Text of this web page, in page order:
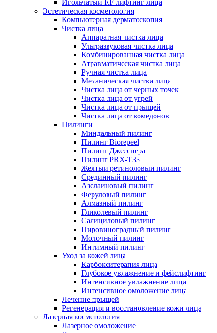
Игольчатый RF лифтинг лица
Эстетическая косметология
Компьютерная дерматоскопия
Чистка лица
Аппаратная чистка лица
Ультразвуковая чистка лица
Комбинированная чистка лица
Атравматическая чистка лица
Ручная чистка лица
Механическая чистка лица
Чистка лица от черных точек
Чистка лица от угрей
Чистка лица от прыщей
Чистка лица от комедонов
Пилинги
Миндальный пилинг
Пилинг Biorepeel
Пилинг Джесснера
Пилинг PRX-T33
Желтый ретиноловый пилинг
Срединный пилинг
Азелаиновый пилинг
Феруловый пилинг
Алмазный пилинг
Гликолевый пилинг
Салициловый пилинг
Пировиноградный пилинг
Молочный пилинг
Интимный пилинг
Уход за кожей лица
Карбокситерапия лица
Глубокое увлажнение и фейслифтинг
Интенсивное увлажнение лица
Интенсивное омоложение лица
Лечение прыщей
Регенерация и восстановление кожи лица
Лазерная косметология
Лазерное омоложение